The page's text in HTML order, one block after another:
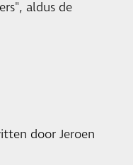
aldus de
door Jeroen